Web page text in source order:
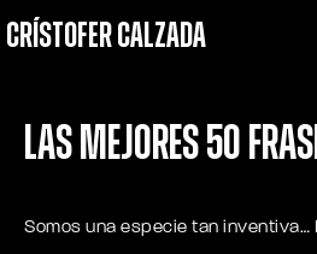
CRÍSTOFER CALZADA
Las Mejores 50
Somos una especie tan inventiva…